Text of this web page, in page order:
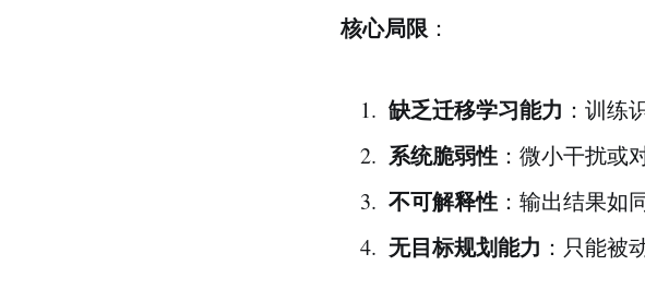
核心局限 ：
缺乏迁移学习能力 ：训练
系统脆弱性 ：微小干扰或
不可解释性 ：输出结果如
无目标规划能力 ：只能被